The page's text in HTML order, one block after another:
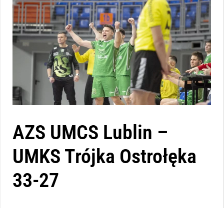
AZS UMCS Lublin –
UMKS Trójka Ostrołęka
33-27